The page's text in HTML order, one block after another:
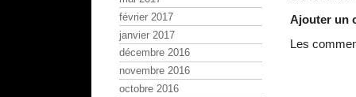
Ajouter un
Les
février 2017
janvier 2017
décembre 2016
novembre 2016
octobre 2016